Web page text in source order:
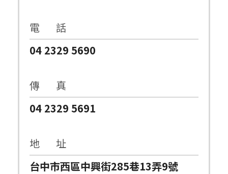
電 話
04 2329 5690
傳 真
04 2329 5691
地 址
台中市西區中興街285巷13弄9號